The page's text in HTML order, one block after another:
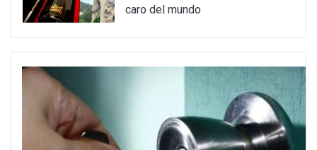
caro del mundo